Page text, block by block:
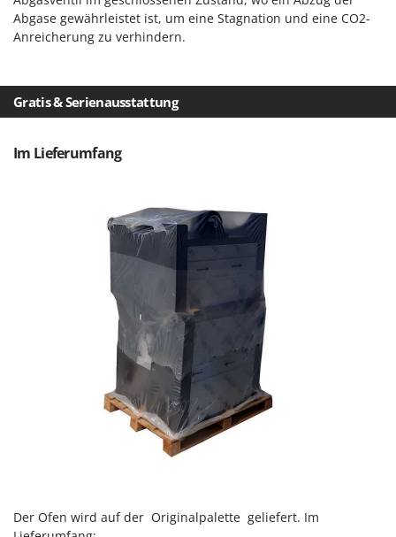
Spiralmac
Spring Protezione
Stanley
Stiga
Stocker
TecnoGen
Trev - Abrek - TecnoVIR
Troy-Bilt
Abgase gewährleistet ist, um eine Stagnation und eine CO2-
Anreicherung zu verhindern.
Gratis & Serienausstattung
Im Lieferumfang
Der Ofen wird auf der Originalpalette geliefert. Im